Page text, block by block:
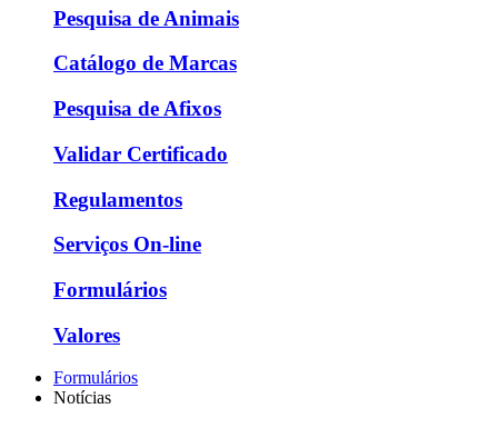
Pesquisa de Animais
Catálogo de Marcas
Pesquisa de Afixos
Validar Certificado
Regulamentos
Serviços On-line
Formulários
Valores
Formulários
Notícias